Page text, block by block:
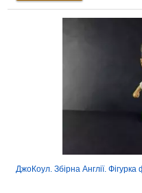
ДжоКоул. Збірна Англії.